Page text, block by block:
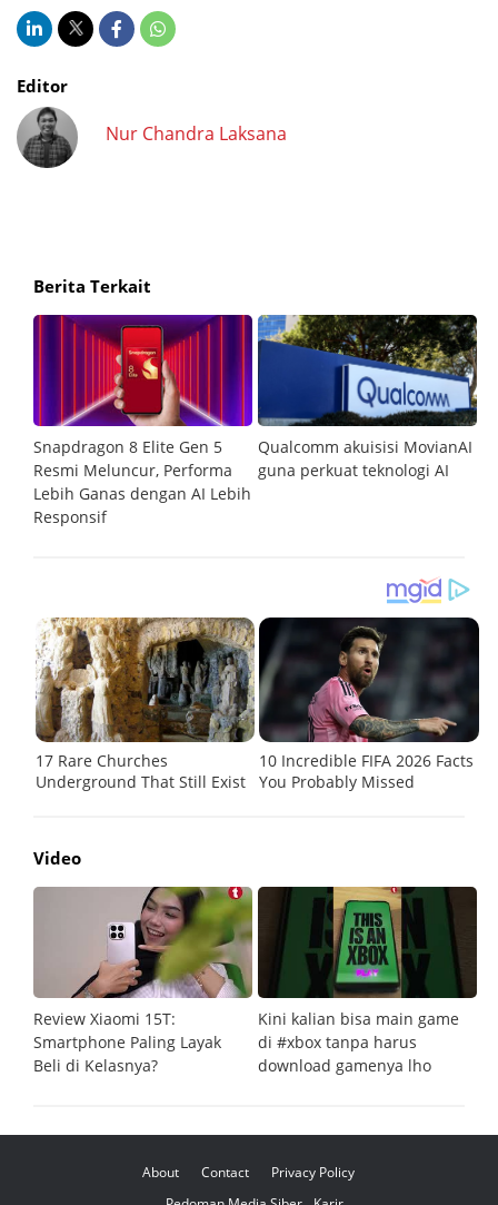
Editor
Nur Chandra Laksana
Berita Terkait
Snapdragon 8 Elite Gen 5
Resmi Meluncur, Performa
Lebih Ganas dengan AI Lebih
Responsif
Qualcomm akuisisi MovianAI
guna perkuat teknologi AI
Video
Review Xiaomi 15T:
Smartphone Paling Layak
Beli di Kelasnya?
Kini kalian bisa main game
di #xbox tanpa harus
download gamenya lho
About Contact
Privacy Policy